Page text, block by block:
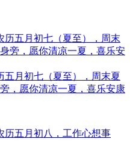
五月初七（夏至），周末夏
，愿你清凉一夏，喜乐安康